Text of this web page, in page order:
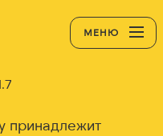
МЕНЮ
принадлежит